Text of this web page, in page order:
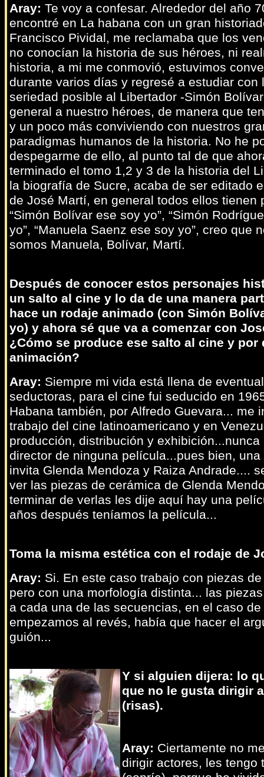
Aray: Te voy a confesar. Alrededor del año
encontré en La habana con un gran
Francisco Pividal, me reclamaba que los
no conocían la historia de sus héroes, ni
historia, a mi me conmovió, estuvimos
durante varios días y regresé a estudiar con
seriedad posible al Libertador -Simón
general a nuestro héroes, de manera que
y un poco más conviviendo con nuestros
paradigmas humanos de la historia. No he
despegarme de ello, al punto tal de que
terminado el tomo 1,2 y 3 de la historia del
la biografía de Sucre, acaba de ser editado
de José Martí, en general todos ellos tienen
“Simón Bolívar ese soy yo”, “Simón
yo”, “Manuela Saenz ese soy yo”, creo que
somos Manuela, Bolívar, Martí.
Después de conocer estos personajes
un salto al cine y lo da de una manera
hace un rodaje animado (con Simón
yo) y ahora sé que va a comenzar con
¿Cómo se produce ese salto al cine y por
animación?
Aray: Siempre mi vida está llena de
seductoras, para el cine fui seducido en
Habana también, por Alfredo Guevara... me
trabajo del cine latinoamericano y en
producción, distribución y exhibición...nunca
director de ninguna película...pues bien, una
invita Glenda Mendoza y Raiza Andrade....
ver las piezas de cerámica de Glenda
terminar de verlas les dije aquí hay una
años después teníamos la película...
Toma la misma estética con el rodaje de
Aray: Si. En este caso trabajo con piezas
pero con una morfología distinta... las
a cada una de las secuencias, en el caso
empezamos al revés, había que hacer el
guión...
Y si alguien dijera: lo
que no le gusta dirigir
(risas).
Aray: Ciertamente no
dirigir actores, les tengo